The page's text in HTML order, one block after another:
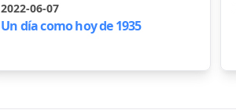
2022-06-07
Un día como hoy de 1935